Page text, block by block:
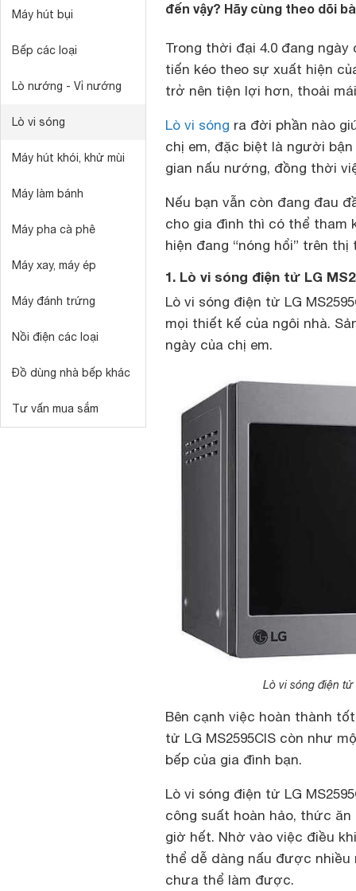
Máy hút bụi
Bếp các loại
Lò nướng - Vỉ nướng
Lò vi sóng
Máy hút khói, khử mùi
Máy làm bánh
Máy pha cà phê
Máy xay, máy ép
Máy đánh trứng
Nồi điện các loại
Đồ dùng nhà bếp khác
Tư vấn mua sắm
đến vậy? Hãy cùng theo dõi
Trong thời đại 4.0 đang
tiến kéo theo sự xuất hiện
trở nên tiện lợi hơn, thoải
Lò vi sóng ra đời phần nào
chị em, đặc biệt là người
gian nấu nướng, đồng thời
Nếu bạn vẫn còn đang đau
cho gia đình thì có thể tham
hiện đang “nóng hổi” trên
1. Lò vi sóng điện tử LG
Lò vi sóng điện tử LG
mọi thiết kế của ngôi nhà.
ngày của chị em.
Lò vi sóng điện
Bên cạnh việc hoàn thành
tử LG MS2595CIS còn như
bếp của gia đình bạn.
Lò vi sóng điện tử LG
công suất hoàn hảo, thức
giờ hết. Nhờ vào việc điều
thể dễ dàng nấu được
chưa thể làm được.